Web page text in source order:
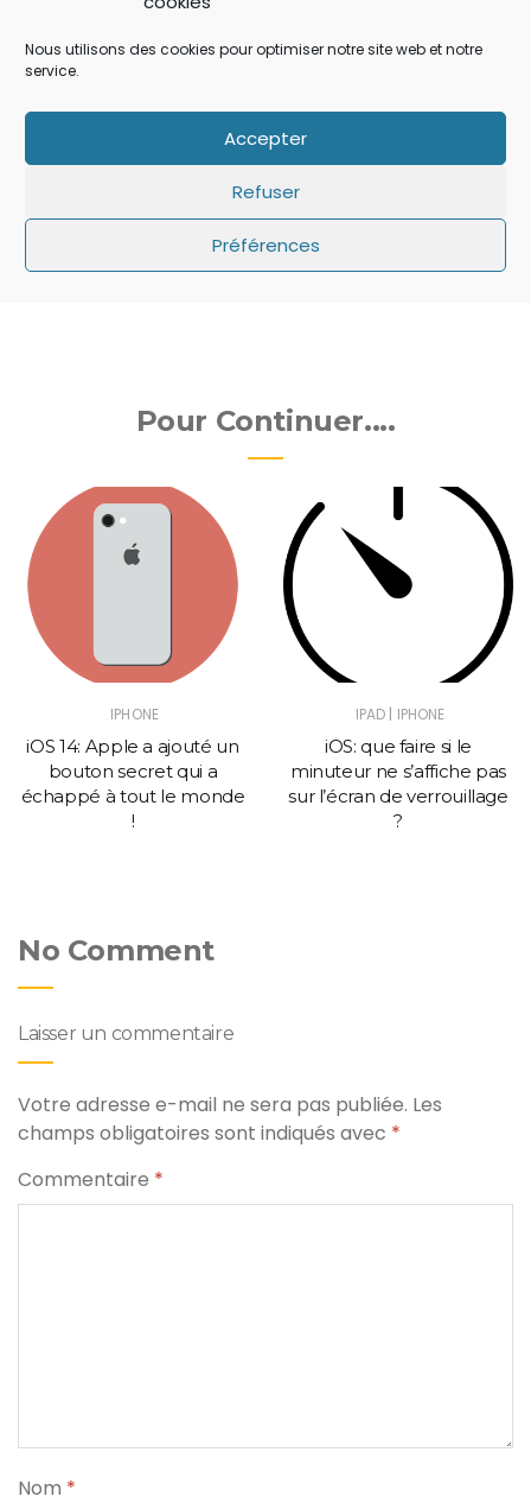
Nous utilisons des cookies pour optimiser notre site web et notre
service.
Accepter
Refuser
Préférences
Source:9to5mac
Image: 9to5mac
iOS 6 ios 6 beta 4
Pour Continuer....
IPHONE
iOS 14: Apple a ajouté un
bouton secret qui a
échappé à tout le monde
!
IPAD | IPHONE
iOS: que faire si le
minuteur ne s’affiche pas
sur l’écran de verrouillage
?
No Comment
Laisser un commentaire
Votre adresse e-mail ne sera pas publiée. Les
champs obligatoires sont indiqués avec *
Commentaire *
Nom *